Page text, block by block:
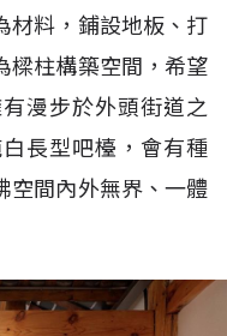
材料，鋪設地板、打
樑柱構築空間，希望
漫步於外頭街道之
長型吧檯，會有種
空間內外無界、一體